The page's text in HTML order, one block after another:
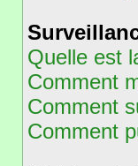
Quelle est
Comment
Comment
Comment